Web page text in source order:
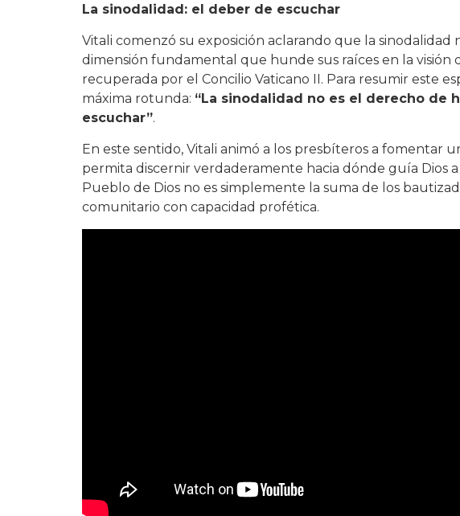
La sinodalidad: el deber de escuchar
Vitali comenzó su exposición aclarando que la sinodalidad
dimensión fundamental que hunde sus raíces en la visión
recuperada por el Concilio Vaticano II. Para resumir este
máxima rotunda: “La sinodalidad no es el derecho de
escuchar”.
En este sentido, Vitali animó a los presbíteros a fomentar
permita discernir verdaderamente hacia dónde guía Dios
Pueblo de Dios no es simplemente la suma de los
comunitario con capacidad profética.